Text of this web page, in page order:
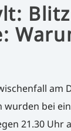
am
bei
21.30